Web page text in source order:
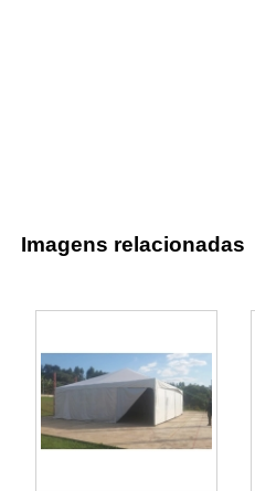
Imagens relacionadas